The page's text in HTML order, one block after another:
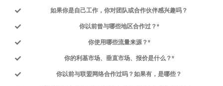
如果你是自己工作，你对团队或合作伙伴感兴趣吗？
你以前曾与哪些地区合作过？*
你使用哪些流量来源？*
你的利基市场、垂直市场、报价是什么？*
你以前与联盟网络合作过吗？如果有，是哪些？